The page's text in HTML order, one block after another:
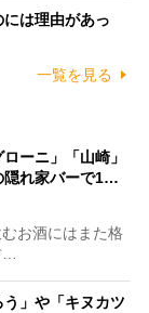
は理由があっ
一覧を見る
ーニ」「山崎」
隠れ家バーで1…
お酒にはまた格
…
う」や「キヌカツ